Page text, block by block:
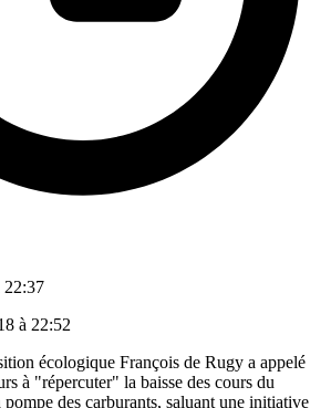
22:37
à 22:52
écologique François de Rugy a appelé
à "répercuter" la baisse des cours du
des carburants, saluant une initiative